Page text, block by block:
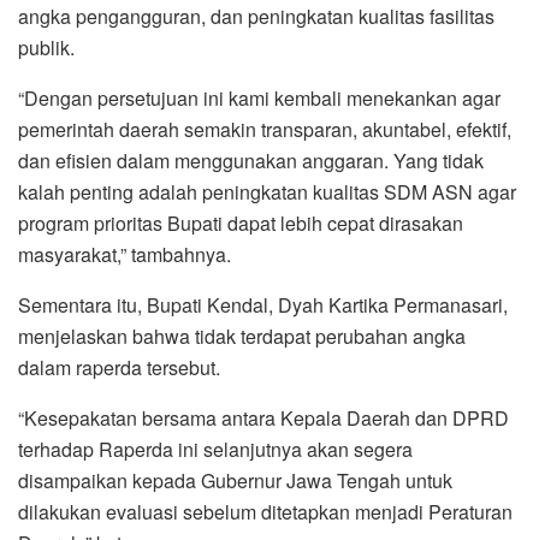
angka pengangguran, dan peningkatan kualitas fasilitas
publik.
“Dengan persetujuan ini kami kembali menekankan agar
pemerintah daerah semakin transparan, akuntabel, efektif,
dan efisien dalam menggunakan anggaran. Yang tidak
kalah penting adalah peningkatan kualitas SDM ASN agar
program prioritas Bupati dapat lebih cepat dirasakan
masyarakat,” tambahnya.
Sementara itu, Bupati Kendal, Dyah Kartika Permanasari,
menjelaskan bahwa tidak terdapat perubahan angka
dalam raperda tersebut.
“Kesepakatan bersama antara Kepala Daerah dan DPRD
terhadap Raperda ini selanjutnya akan segera
disampaikan kepada Gubernur Jawa Tengah untuk
dilakukan evaluasi sebelum ditetapkan menjadi Peraturan